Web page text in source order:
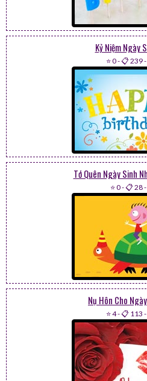
Kỷ Niệm Ngày
⭐ 0-📋 239-
Tớ Quên Ngày Sinh
⭐ 0-📋 28-
Nụ Hôn Cho
⭐ 4-📋 113 -